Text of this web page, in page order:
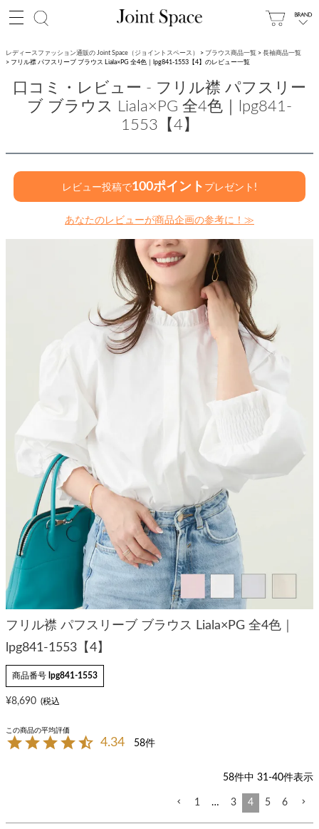
レディースファッション通販の Joint Space（ジョイントスペース） ブラウス商品一覧
長袖商品一覧
フリル襟 パフスリーブ ブラウス Liala×PG 全4色｜lpg841-1553【4】のレビュー一覧
口コミ・レビュー - フリル襟 パフスリー
ブ ブラウス Liala×PG 全4色｜lpg841-
1553【4】
レビュー投稿で100ポイント プレゼント!
あなたのレビューが商品企画の参考に！≫
フリル襟 パフスリーブ ブラウス Liala×PG 全4色｜
lpg841-1553【4】
商品番号 lpg841-1553
¥8,690
4.34 58
58件中 31 -40件表示
1 … 3 4 5 6